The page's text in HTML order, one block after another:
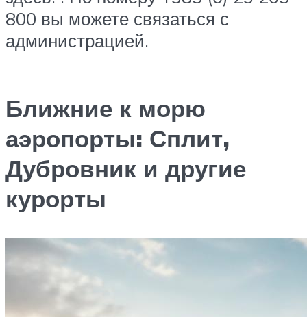
800 вы можете связаться с
администрацией.
Ближние к морю
аэропорты: Сплит,
Дубровник и другие
курорты